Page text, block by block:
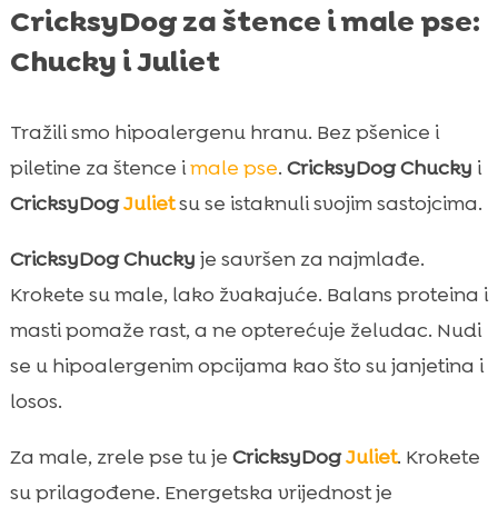
CricksyDog za štence i male pse:
Chucky i Juliet
Tražili smo hipoalergenu hranu. Bez pšenice i
piletine za štence imale pse. CricksyDog Chucky i
CricksyDogJulietsu se istaknuli svojim sastojcima.
CricksyDog Chucky je savršen za najmlađe.
Krokete su male, lako žvakajuće. Balans proteina i
masti pomaže rast, a ne opterećuje želudac. Nudi
se u hipoalergenim opcijama kao što su janjetina i
losos.
Za male, zrele pse tu je CricksyDogJuliet. Krokete
su prilagođene. Energetska vrijednost je